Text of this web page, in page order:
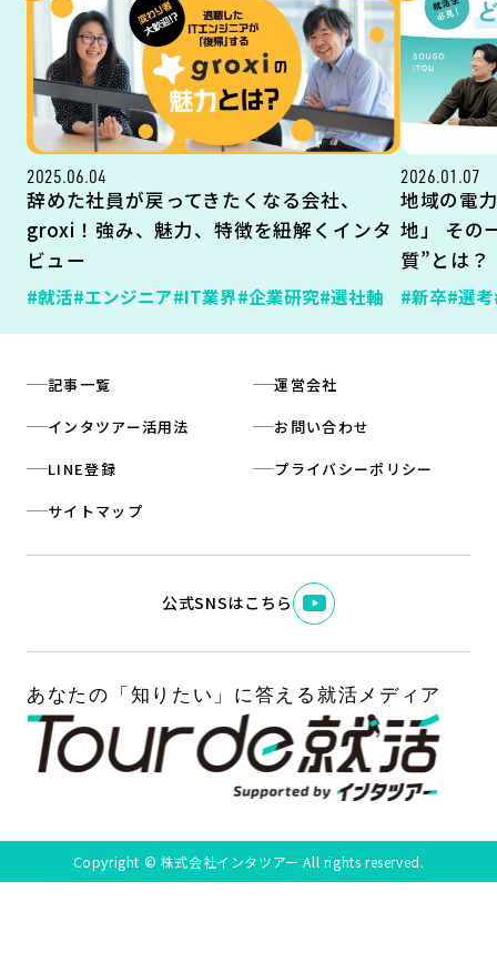
2025.06.04
辞めた社員が戻ってきたくなる会社、
groxi！強み、魅力、特徴を紐解くインタ
ビュー
#就活#エンジニア#IT業界#企業研究#選社軸
2026.01.07
地域の電
地」 その
質”とは？
#新卒#選考
記事一覧
インタツアー活用法
LINE登録
サイトマップ
運営会社
お問い合わせ
プライバシーポリシー
公式SNSはこちら
Copyright © 株式会社インタツアー All rights reserved.